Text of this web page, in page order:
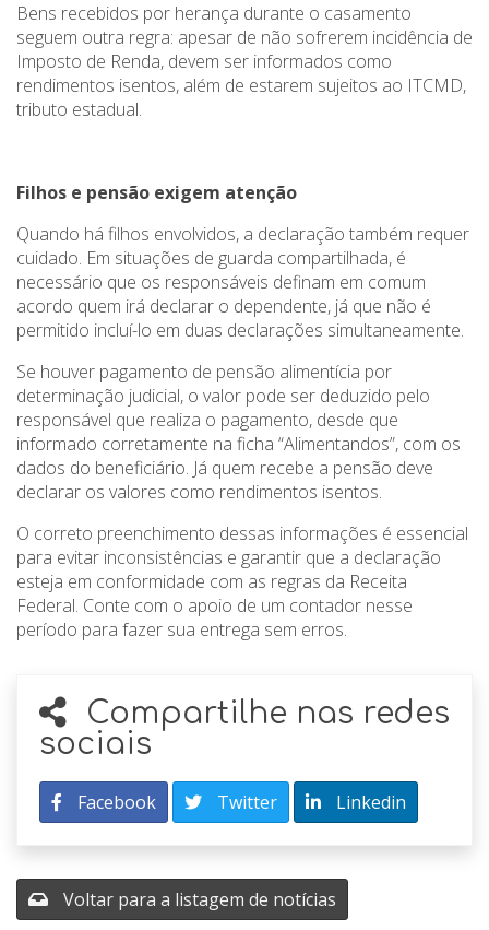
Bens recebidos por herança durante o casamento
seguem outra regra: apesar de não sofrerem incidência de
Imposto de Renda, devem ser informados como
rendimentos isentos, além de estarem sujeitos ao ITCMD,
tributo estadual.
Filhos e pensão exigem atenção
Quando há filhos envolvidos, a declaração também requer
cuidado. Em situações de guarda compartilhada, é
necessário que os responsáveis definam em comum
acordo quem irá declarar o dependente, já que não é
permitido incluí-lo em duas declarações simultaneamente.
Se houver pagamento de pensão alimentícia por
determinação judicial, o valor pode ser deduzido pelo
responsável que realiza o pagamento, desde que
informado corretamente na ficha “Alimentandos”, com os
dados do beneficiário. Já quem recebe a pensão deve
declarar os valores como rendimentos isentos.
O correto preenchimento dessas informações é essencial
para evitar inconsistências e garantir que a declaração
esteja em conformidade com as regras da Receita
Federal. Conte com o apoio de um contador nesse
período para fazer sua entrega sem erros.
Compartilhe nas redes
sociais
Facebook Twitter Linkedin
Voltar para a listagem de notícias